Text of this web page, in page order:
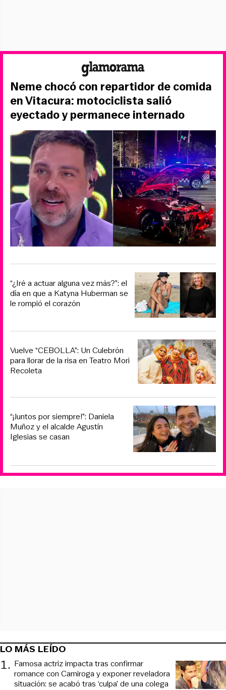
Neme chocó con repartidor de comida
en Vitacura: motociclista salió
eyectado y permanece internado
“¿Iré a actuar alguna vez más?”: el
día en que a Katyna Huberman se
le rompió el corazón
Vuelve “CEBOLLA”: Un Culebrón
para llorar de la risa en Teatro Mori
Recoleta
“¡Juntos por siempre!”: Daniela
Muñoz y el alcalde Agustín
Iglesias se casan
LO MÁS LEÍDO
1. Famosa actriz impacta tras confirmar
romance con Camiroga y exponer reveladora
situación: se acabó tras ‘culpa’ de una colega